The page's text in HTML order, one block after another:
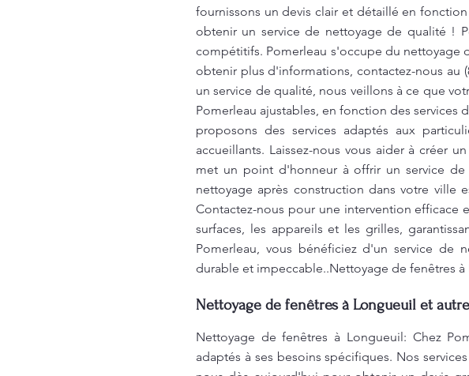
fournissons un devis clair et détaillé en
obtenir un service de nettoyage de qualité !
compétitifs. Pomerleau s'occupe du nettoyage
obtenir plus d'informations, contactez-nous au
un service de qualité, nous veillons à ce que
Pomerleau ajustables, en fonction des services
proposons des services adaptés aux
accueillants. Laissez-nous vous aider à créer
met un point d'honneur à offrir un service
nettoyage après construction dans votre ville
Contactez-nous pour une intervention
surfaces, les appareils et les grilles,
Pomerleau, vous bénéficiez d'un service de
durable et impeccable..Nettoyage de fenêtres à
Nettoyage de fenêtres à Longueuil et
Nettoyage de fenêtres à Longueuil: Chez
adaptés à ses besoins spécifiques. Nos